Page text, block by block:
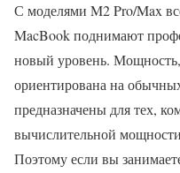
С моделями M2 Pro/Max
MacBook поднимают
новый уровень.
ориентирована на
предназначены для тех,
вычислительной
Поэтому если вы